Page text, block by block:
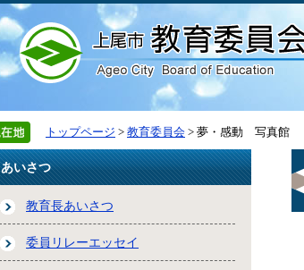
トップページ > 教育委員会 > 夢・感動 写真館
あいさつ
教育長あいさつ
委員リレーエッセイ